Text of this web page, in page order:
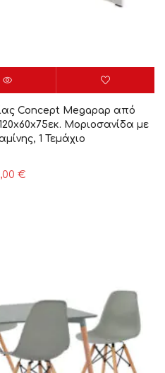
Concept Megapap από
Μοριοσανίδα με
1 Τεμάχιο
€